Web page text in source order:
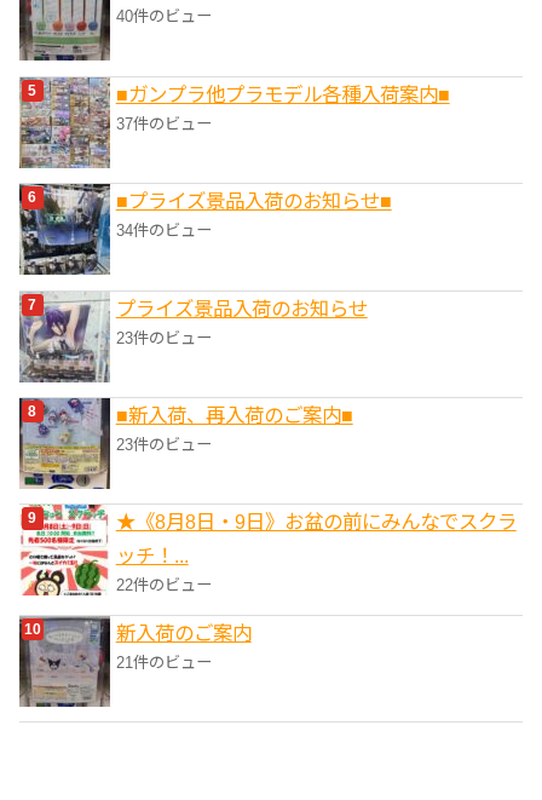
40件のビュー
■ガンプラ他プラモデル各種入荷案内■
37件のビュー
■プライズ景品入荷のお知らせ■
34件のビュー
プライズ景品入荷のお知らせ
23件のビュー
■新入荷、再入荷のご案内■
23件のビュー
★《8月8日・9日》お盆の前にみんなでスクラ
ッチ！...
22件のビュー
新入荷のご案内
21件のビュー